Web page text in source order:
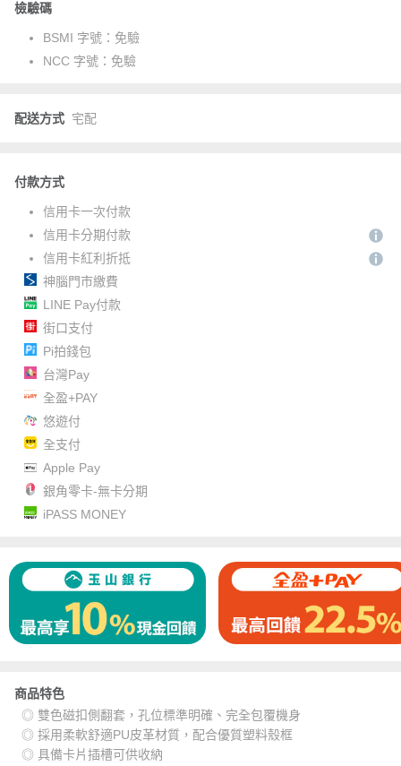
檢驗碼
BSMI 字號： 免驗
NCC 字號： 免驗
配送方式 宅配
付款方式
信用卡一次付款
信用卡分期付款
信用卡紅利折抵
神腦門市繳費
LINE Pay付款
街口支付
Pi拍錢包
台灣Pay
全盈+PAY
悠遊付
全支付
Apple Pay
銀角零卡-無卡分期
iPASS MONEY
商品特色
◎ 雙色磁扣側翻套，孔位標準明確、完全包覆機身
◎ 採用柔軟舒適PU皮革材質，配合優質塑料殼框
◎ 具備卡片插槽可供收納